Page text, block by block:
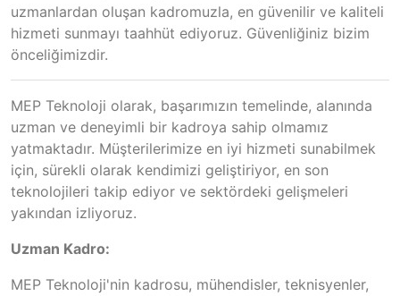
uzmanlardan oluşan kadromuzla, en güvenilir ve kaliteli
hizmeti sunmayı taahhüt ediyoruz. Güvenliğiniz bizim
önceliğimizdir.
MEP Teknoloji olarak, başarımızın temelinde, alanında
uzman ve deneyimli bir kadroya sahip olmamız
yatmaktadır. Müşterilerimize en iyi hizmeti sunabilmek
için, sürekli olarak kendimizi geliştiriyor, en son
teknolojileri takip ediyor ve sektördeki gelişmeleri
yakından izliyoruz.
Uzman Kadro:
MEP Teknoloji'nin kadrosu, mühendisler, teknisyenler,